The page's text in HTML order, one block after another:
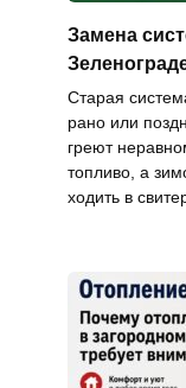
Замена
Старая
рано или
греют
топливо, а
ходить в